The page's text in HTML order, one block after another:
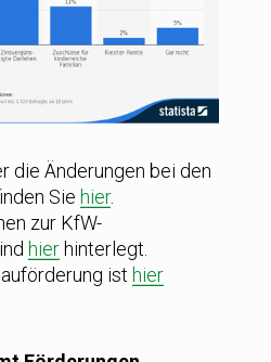
die Änderungen bei den
Sie hier.
zur KfW-
hier hinterlegt.
ist hier